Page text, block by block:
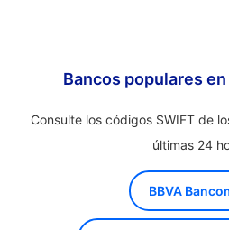
Bancos populares
Consulte los códigos SWIFT de
últimas 24
BBVA